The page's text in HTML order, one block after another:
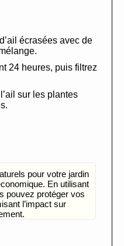
écrasées avec de
24 heures, puis filtrez
sur les plantes
pour votre jardin
En utilisant
pouvez protéger vos
l’impact sur